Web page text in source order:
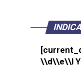
\\d\\e\\l